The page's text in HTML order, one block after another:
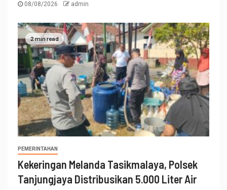
08/08/2026 admin
2 min read
PEMERINTAHAN
Kekeringan Melanda Tasikmalaya, Polsek
Tanjungjaya Distribusikan 5.000 Liter Air